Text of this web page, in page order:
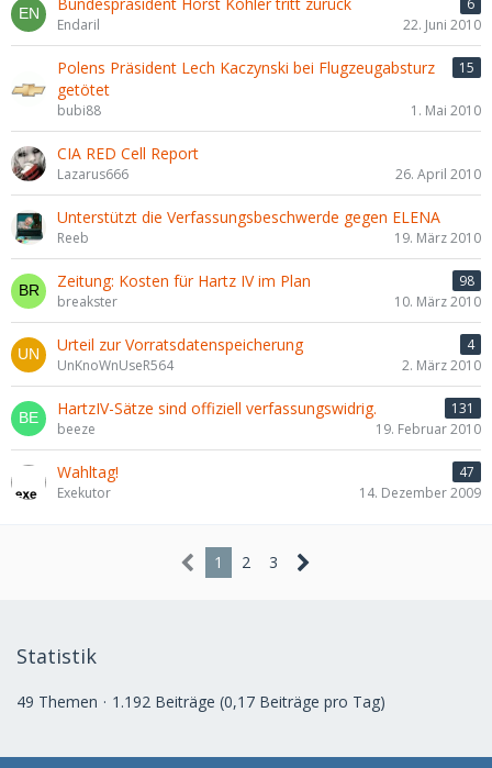
6
Endaril
22. Juni 2010
Polens Präsident Lech Kaczynski bei Flugzeugabsturz
getötet
15
bubi88 1. Mai 2010
CIA RED Cell Report
Lazarus666 26. April 2010
Unterstützt die Verfassungsbeschwerde gegen ELENA
Reeb 19. März 2010
Zeitung: Kosten für Hartz IV im Plan
98
breakster
10. März 2010
Urteil zur Vorratsdatenspeicherung
4
UnKnoWnUseR564
2. März 2010
HartzIV-Sätze sind offiziell verfassungswidrig.
131
beeze
19. Februar 2010
Wahltag!
47
Exekutor
14. Dezember 2009
1 2 3
Statistik
49 Themen 1.192 Beiträge (0,17 Beiträge pro Tag)